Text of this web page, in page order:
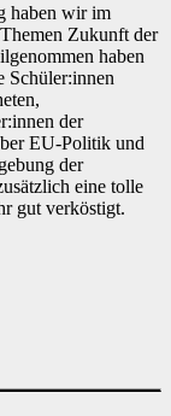
haben wir im
Zukunft der
haben
Schüler:innen
der
EU-Politik und
der
eine tolle
gut verköstigt.